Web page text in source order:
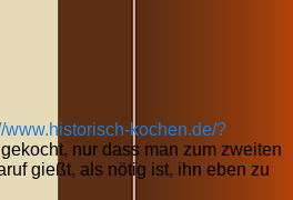
www.historisch-kochen.de/?
nur dass man zum zweiten
gießt, als nötig ist, ihn eben zu